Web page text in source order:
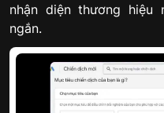
nhận diện thương hiệu
ngắn.